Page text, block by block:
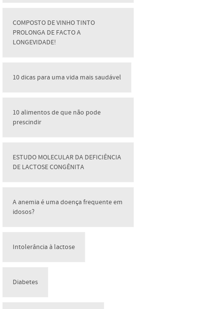
COMPOSTO DE VINHO TINTO
PROLONGA DE FACTO A
LONGEVIDADE!
10 dicas para uma vida mais saudável
10 alimentos de que não pode
prescindir
ESTUDO MOLECULAR DA DEFICIÊNCIA
DE LACTOSE CONGÊNITA
A anemia é uma doença frequente em
idosos?
Intolerância à lactose
Diabetes